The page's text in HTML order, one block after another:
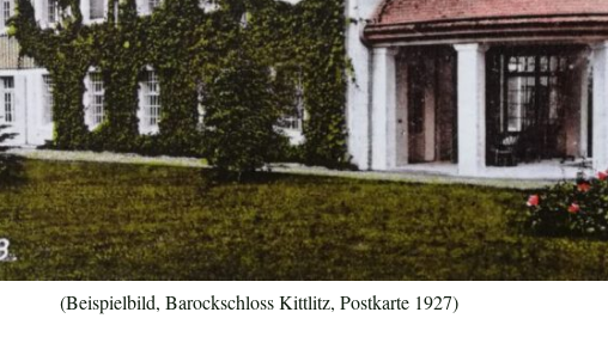
(Beispielbild, Barockschloss Kittlitz, Postkarte 1927)